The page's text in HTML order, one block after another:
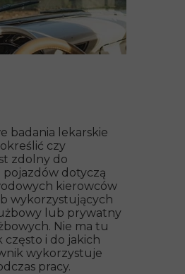
badania lekarskie
czy
zdolny do
pojazdów dotyczą
kierowców
wykorzystujących
lub prywatny
Nie ma tu
często i do jakich
wykorzystuje
pracy.